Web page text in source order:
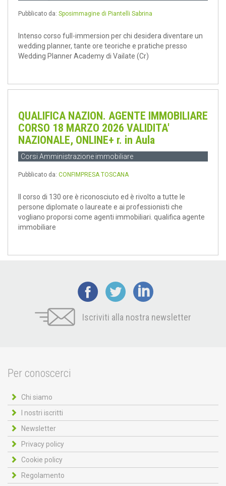
Pubblicato da: Sposimmagine di Piantelli Sabrina
Intenso corso full-immersion per chi desidera diventare un
wedding planner, tante ore teoriche e pratiche presso
Wedding Planner Academy di Vailate (Cr)
QUALIFICA NAZION. AGENTE IMMOBILIARE
CORSO 18 MARZO 2026 VALIDITA'
NAZIONALE, ONLINE+ r. in Aula
Corsi Amministrazione immobiliare
Pubblicato da: CONFIMPRESA TOSCANA
Il corso di 130 ore è riconosciuto ed è rivolto a tutte le
persone diplomate o laureate e ai professionisti che
vogliano proporsi come agenti immobiliari. qualifica agente
immobiliare
Iscriviti alla nostra newsletter
Per conoscerci
Chi siamo
I nostri iscritti
Newsletter
Privacy policy
Cookie policy
Regolamento